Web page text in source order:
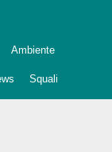
Ambiente
Squali